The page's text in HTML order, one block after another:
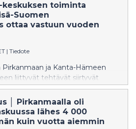
keskuksen toiminta
Suomen
ottaa vastuun vuoden
| Tiedote
Pirkanmaan ja Kanta-Hämeen
liittyvät tehtävät siirtyvät
elinvoimakeskukselle. Se vastaa
elinkeinojen, osaamisen,
maatalouden ja
liikenteen ja tienpidon sekä
│ Pirkanmaalla oli
lähes 4 000
kuin vuotta aiemmin